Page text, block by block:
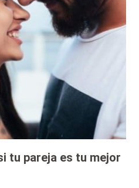
tu pareja es tu mejor